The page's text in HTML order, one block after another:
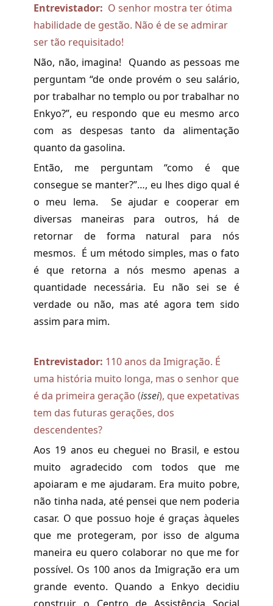
Entrevistador: O senhor mostra ter ótima
habilidade de gestão. Não é de se admirar
ser tão requisitado!
Não, não, imagina! Quando as pessoas me
perguntam “de onde provém o seu salário,
por trabalhar no templo ou por trabalhar no
Enkyo?”, eu respondo que eu mesmo arco
com as despesas tanto da alimentação
quanto da gasolina.
Então, me perguntam “como é que
consegue se manter?”…, eu lhes digo qual é
o meu lema. Se ajudar e cooperar em
diversas maneiras para outros, há de
retornar de forma natural para nós
mesmos. É um método simples, mas o fato
é que retorna a nós mesmo apenas a
quantidade necessária. Eu não sei se é
verdade ou não, mas até agora tem sido
assim para mim.
Entrevistador: 110 anos da Imigração. É
uma história muito longa, mas o senhor que
é da primeira geração (issei), que expetativas
tem das futuras gerações, dos
descendentes?
Aos 19 anos eu cheguei no Brasil, e estou
muito agradecido com todos que me
apoiaram e me ajudaram. Era muito pobre,
não tinha nada, até pensei que nem poderia
casar. O que possuo hoje é graças àqueles
que me protegeram, por isso de alguma
maneira eu quero colaborar no que me for
possível. Os 100 anos da Imigração era um
grande evento. Quando a Enkyo decidiu
construir o Centro de Assistência Social